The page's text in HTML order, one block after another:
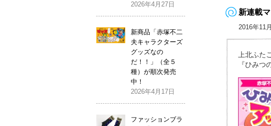
新連載
2016年11
上北ふた
『ひみつ
2026年4月27日
新商品「赤塚不二
夫キャラクターズ
グッズなの
だ！！」（全５
種）が順次発売
中！
2026年4月17日
ファッションブラ